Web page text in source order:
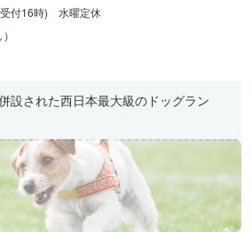
付16時) 水曜定休
設された西日本最大級のドッグラン